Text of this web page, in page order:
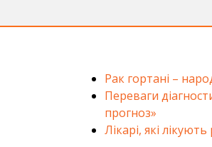
Рак гортані –
Переваги
прогноз»
Лікарі, які